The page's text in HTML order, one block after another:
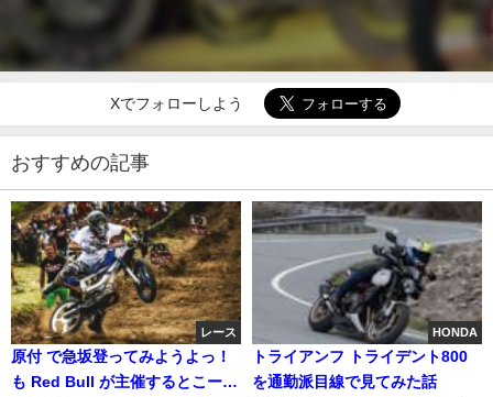
Xでフォローしよう
おすすめの記事
レース
原付 で急坂登ってみようよっ！
も Red Bull が主催するとこーな
HONDA
トライアンフ トライデント800
を通勤派目線で見てみた話